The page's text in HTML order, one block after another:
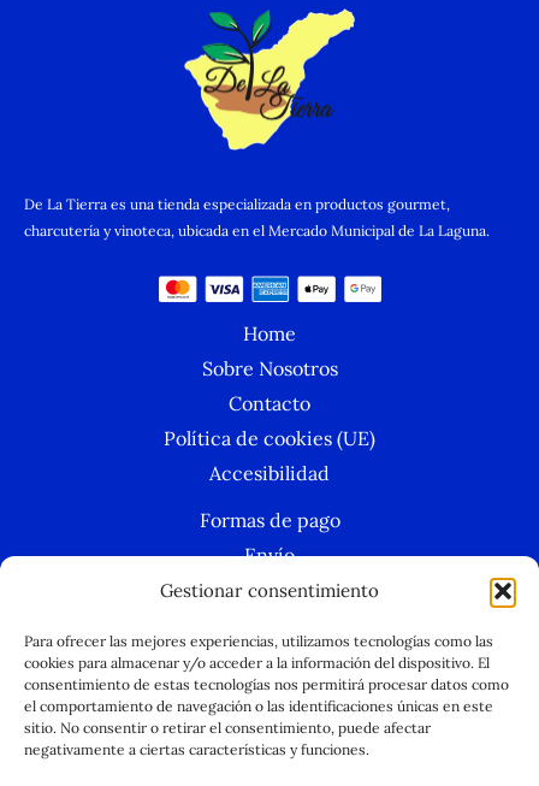
Gestionar consentimiento
Para ofrecer las mejores experiencias, utilizamos tecnologías como las
cookies para almacenar y/o acceder a la información del dispositivo. El
consentimiento de estas tecnologías nos permitirá procesar datos como
el comportamiento de navegación o las identificaciones únicas en este
sitio. No consentir o retirar el consentimiento, puede afectar
negativamente a ciertas características y funciones.
De La Tierra es una tienda especializada en productos gourmet,
charcutería y vinoteca, ubicada en el Mercado Municipal de La Laguna.
Home
Sobre Nosotros
Contacto
Política de cookies (UE)
Accesibilidad
Formas de pago
Envío
Condiciones Generales
Aviso legal
Política de cookies